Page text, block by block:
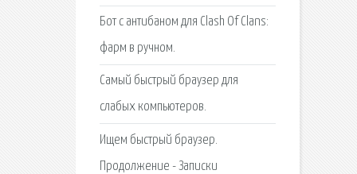
Бот с антибаном для Clash Of Clans:
фарм в ручном.
Самый быстрый браузер для
слабых компьютеров.
Ищем быстрый браузер.
Продолжение - Записки